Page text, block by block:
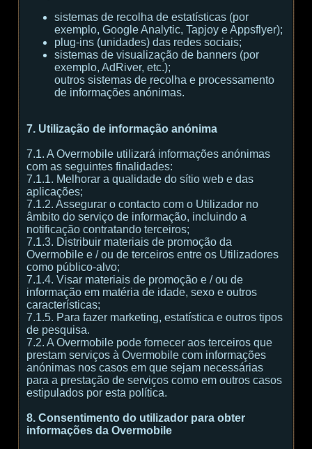
sistemas de recolha de estatísticas (por
exemplo, Google Analytic, Tapjoy e Appsflyer);
plug-ins (unidades) das redes sociais;
sistemas de visualização de banners (por
exemplo, AdRiver, etc.);
outros sistemas de recolha e processamento
de informações anónimas.
7. Utilização de informação anónima
7.1. A Overmobile utilizará informações anónimas
com as seguintes finalidades:
7.1.1. Melhorar a qualidade do sítio web e das
aplicações;
7.1.2. Assegurar o contacto com o Utilizador no
âmbito do serviço de informação, incluindo a
notificação contratando terceiros;
7.1.3. Distribuir materiais de promoção da
Overmobile e / ou de terceiros entre os Utilizadores
como público-alvo;
7.1.4. Visar materiais de promoção e / ou de
informação em matéria de idade, sexo e outros
características;
7.1.5. Para fazer marketing, estatística e outros tipos
de pesquisa.
7.2. A Overmobile pode fornecer aos terceiros que
prestam serviços à Overmobile com informações
anónimas nos casos em que sejam necessárias
para a prestação de serviços como em outros casos
estipulados por esta política.
8. Consentimento do utilizador para obter
informações da Overmobile